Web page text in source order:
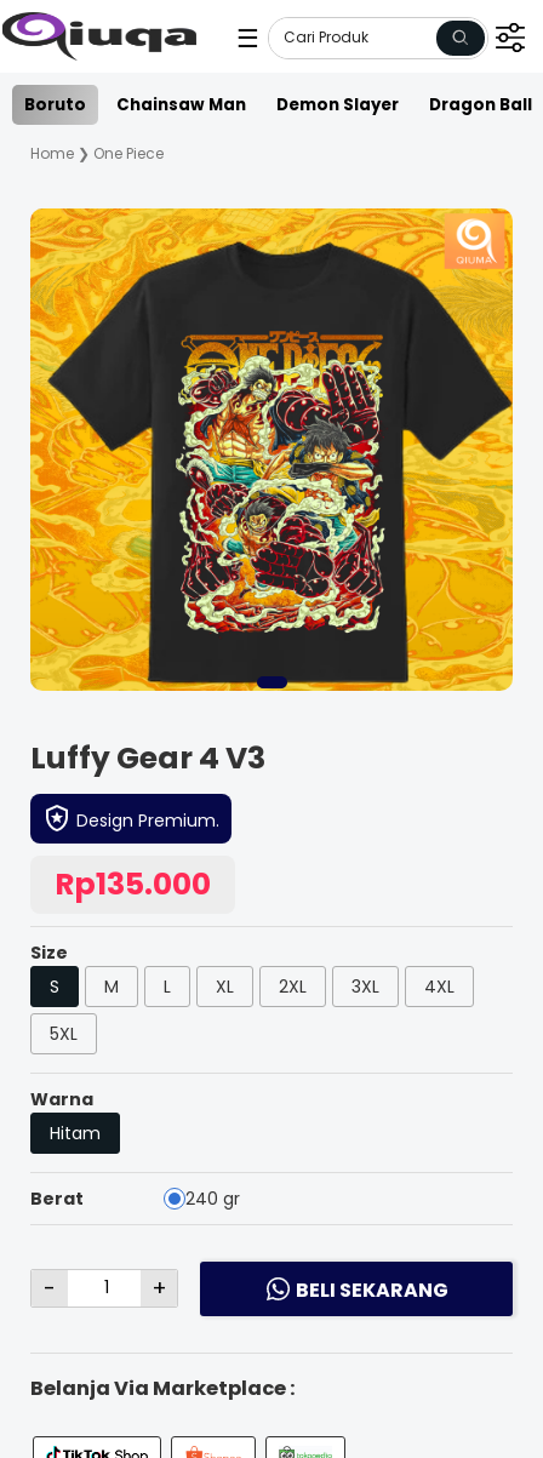
☰
Boruto Chainsaw Man Demon Slayer Dragon Ball
Home ❯ One Piece
Luffy Gear 4 V3
Design Premium.
Rp135.000
Size
S
M L XL 2XL 3XL
4XL
5XL
Warna
Hitam
Berat 240 gr
- + BELI SEKARANG
Belanja Via Marketplace :